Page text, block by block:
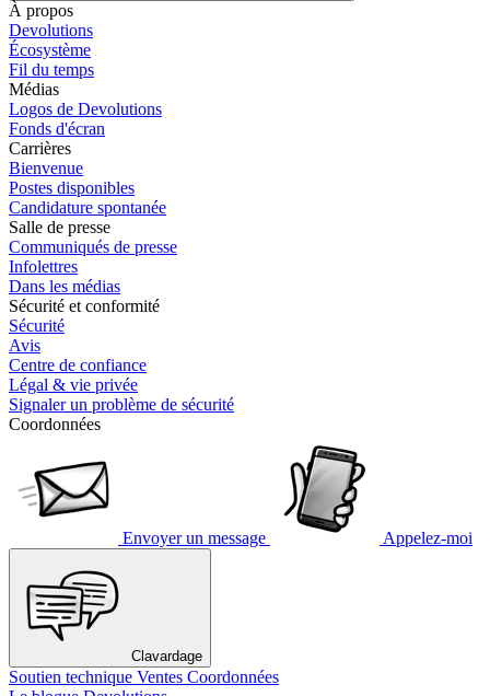
À propos
Devolutions
Écosystème
Fil du temps
Médias
Logos de Devolutions
Fonds d'écran
Carrières
Bienvenue
Postes disponibles
Candidature spontanée
Salle de presse
Communiqués de presse
Infolettres
Dans les médias
Sécurité et conformité
Sécurité
Avis
Centre de confiance
Légal & vie privée
Signaler un problème de sécurité
Coordonnées
Envoyer un message Appelez-moi
Clavardage
Soutien technique Ventes Coordonnées